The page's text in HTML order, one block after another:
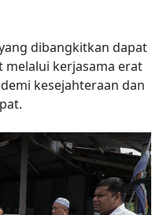
dibangkitkan dapat
kerjasama erat
kesejahteraan dan